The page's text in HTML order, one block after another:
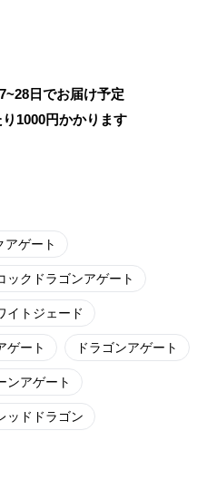
日でお届け予定
1000円かかります
アゲート
ックドラゴンアゲート
イトジェード
ゲート ドラゴンアゲート
ンアゲート
ッドドラゴン